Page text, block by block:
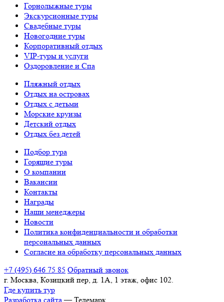
Горнолыжные туры
Экскурсионные туры
Свадебные туры
Новогодние туры
Корпоративный отдых
VIP-туры и услуги
Оздоровление и Спа
Пляжный отдых
Отдых на островах
Отдых с детьми
Морские круизы
Детский отдых
Отдых без детей
Подбор тура
Горящие туры
О компании
Вакансии
Контакты
Награды
Наши менеджеры
Новости
Политика конфиденциальности и обработки
персональных данных
Согласие на обработку персональных данных
+7 (495) 646 75 85 Обратный звонок
г. Москва, Козицкий пер, д. 1А, 1 этаж, офис 102.
Где купить тур
Разработка сайта — Телемарк